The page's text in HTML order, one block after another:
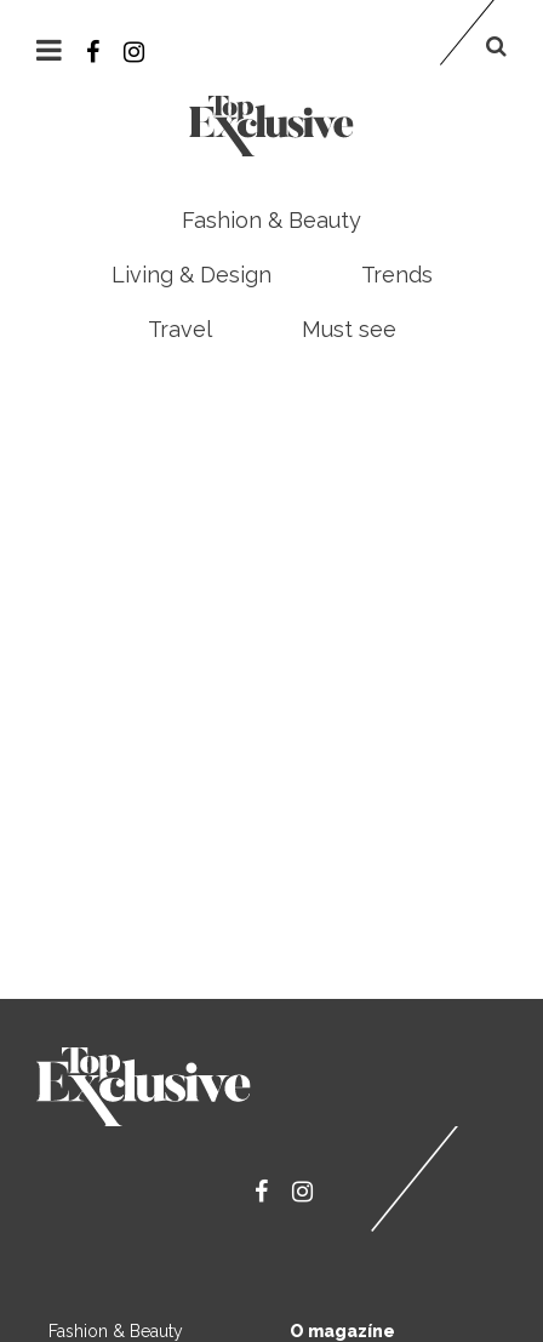
Fashion & Beauty
Living & Design Trends
Travel Must see
Fashion & Beauty O magazíne